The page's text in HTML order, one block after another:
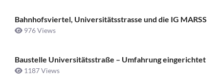
Bahnhofsviertel, Universitätsstrasse und die IG MARSS
976 Views
Baustelle Universitätsstraße ­– Umfahrung eingerichtet
1187 Views